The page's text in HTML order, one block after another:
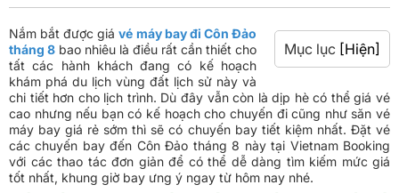
Mục lục [Hiện]
Nắm bắt được giávé máy bay đi Côn Đảo
tháng 8 bao nhiêu là điều rất cần thiết cho
tất các hành khách đang có kế hoạch
khám phá du lịch vùng đất lịch sử này và
chi tiết hơn cho lịch trình. Dù đây vẫn còn là dịp hè có thể giá vé
cao nhưng nếu bạn có kế hoạch cho chuyến đi cũng như săn vé
máy bay giá rẻ sớm thì sẽ có chuyến bay tiết kiệm nhất. Đặt vé
các chuyến bay đến Côn Đảo tháng 8 này tại Vietnam Booking
với các thao tác đơn giản để có thể dễ dàng tìm kiếm mức giá
tốt nhất, khung giờ bay ưng ý ngay từ hôm nay nhé.